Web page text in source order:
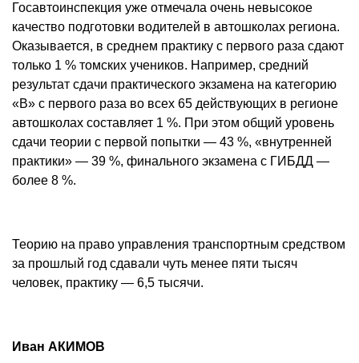
Госавтоинспекция уже отмечала очень невысокое
качество подготовки водителей в автошколах региона.
Оказывается, в среднем практику с первого раза сдают
только 1 % томских учеников. Например, средний
результат сдачи практического экзамена на категорию
«B» с первого раза во всех 65 действующих в регионе
автошколах составляет 1 %. При этом общий уровень
сдачи теории с первой попытки — 43 %, «внутренней
практики» — 39 %, финального экзамена с ГИБДД —
более 8 %.
Теорию на право управления транспортным средством
за прошлый год сдавали чуть менее пяти тысяч
человек, практику — 6,5 тысячи.
Иван АКИМОВ